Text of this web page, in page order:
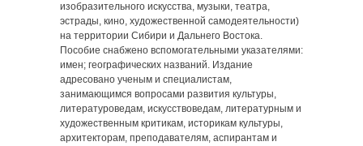
изобразительного искусства, музыки, театра,
эстрады, кино, художественной самодеятельности)
на территории Сибири и Дальнего Востока.
Пособие снабжено вспомогательными указателями:
имен; географических названий. Издание
адресовано ученым и специалистам,
занимающимся вопросами развития культуры,
литературоведам, искусствоведам, литературным и
художественным критикам, историкам культуры,
архитекторам, преподавателям, аспирантам и